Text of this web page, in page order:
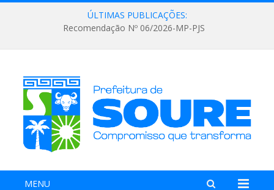
ÚLTIMAS PUBLICAÇÕES:
Recomendação Nº 06/2026-MP-PJS
MENU